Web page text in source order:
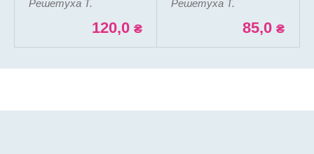
Решетуха Т.
120,0 ₴
Решетуха Т.
85,0 ₴